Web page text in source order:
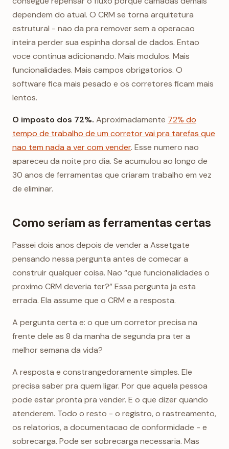
dependem do atual. O CRM se torna arquitetura
estrutural - nao da pra remover sem a operacao
inteira perder sua espinha dorsal de dados. Entao
voce continua adicionando. Mais modulos. Mais
funcionalidades. Mais campos obrigatorios. O
software fica mais pesado e os corretores ficam mais
lentos.
O imposto dos 72%. Aproximadamente 72% do
tempo de trabalho de um corretor vai pra tarefas que
nao tem nada a ver com vender. Esse numero nao
apareceu da noite pro dia. Se acumulou ao longo de
30 anos de ferramentas que criaram trabalho em vez
de eliminar.
Como seriam as ferramentas certas
Passei dois anos depois de vender a Assetgate
pensando nessa pergunta antes de comecar a
construir qualquer coisa. Nao “que funcionalidades o
proximo CRM deveria ter?” Essa pergunta ja esta
errada. Ela assume que o CRM e a resposta.
A pergunta certa e: o que um corretor precisa na
frente dele as 8 da manha de segunda pra ter a
melhor semana da vida?
A resposta e constrangedoramente simples. Ele
precisa saber pra quem ligar. Por que aquela pessoa
pode estar pronta pra vender. E o que dizer quando
atenderem. Todo o resto - o registro, o rastreamento,
os relatorios, a documentacao de conformidade - e
sobrecarga. Pode ser sobrecarga necessaria. Mas